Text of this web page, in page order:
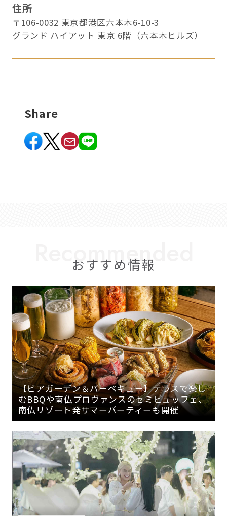
住所
〒106-0032 東京都港区六本木6-10-3
グランド ハイアット 東京 6階（六本木ヒルズ）
Share
おすすめ情報
【ビアガーデン＆バーベキュー】テラスで楽し
むBBQや南仏プロヴァンスのセミビュッフェ、
南仏リゾート発サマーパーティーも開催